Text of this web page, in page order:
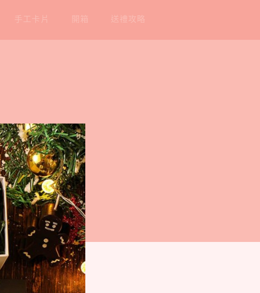
手工卡片 開箱 送禮攻略